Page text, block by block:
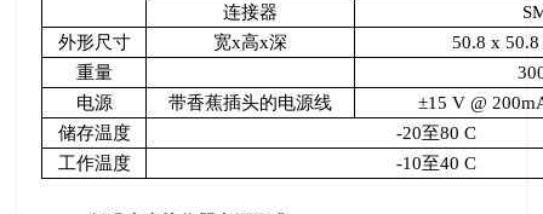
连接器
外形尺寸
宽x高x深
50.8 x
重量
电源
带香蕉插头的电源线 ±15 V @
储存温度
-20至80 C
工作温度
-10至40 C